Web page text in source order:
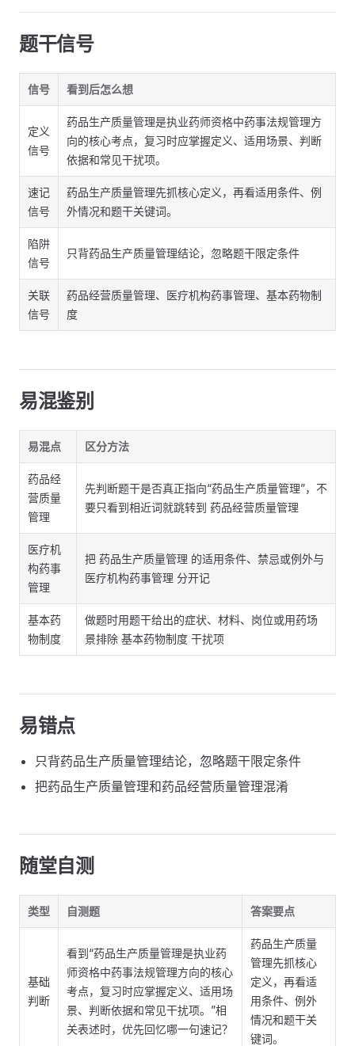
题干信号
信号 看到后怎么想
定义
信号
药品生产质量管理是执业药师资格中药事法规管理方
向的核心考点，复习时应掌握定义、适用场景、判断
依据和常见干扰项。
速记
信号
药品生产质量管理先抓核心定义，再看适用条件、例
外情况和题干关键词。
陷阱
信号
只背药品生产质量管理结论，忽略题干限定条件
关联
信号
药品经营质量管理、医疗机构药事管理、基本药物制
度
易混鉴别
易混点 区分方法
药品经
营质量
管理
先判断题干是否真正指向“药品生产质量管理”，不
要只看到相近词就跳转到 药品经营质量管理
医疗机
构药事
管理
把 药品生产质量管理 的适用条件、禁忌或例外与
医疗机构药事管理 分开记
基本药
物制度
做题时用题干给出的症状、材料、岗位或用药场
景排除 基本药物制度 干扰项
易错点
只背药品生产质量管理结论，忽略题干限定条件
把药品生产质量管理和药品经营质量管理混淆
随堂自测
类型 自测题 答案要点
基础
判断
看到“药品生产质量管理是执业药
师资格中药事法规管理方向的核心
考点，复习时应掌握定义、适用场
景、判断依据和常见干扰项。”相
关表述时，优先回忆哪一句速记？
药品生产质量
管理先抓核心
定义，再看适
用条件、例外
情况和题干关
键词。